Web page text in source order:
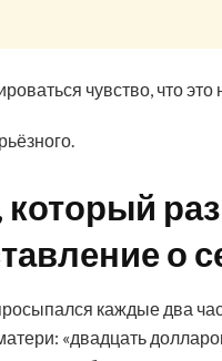
чувство, что это
который
о
каждые два
«двадцать